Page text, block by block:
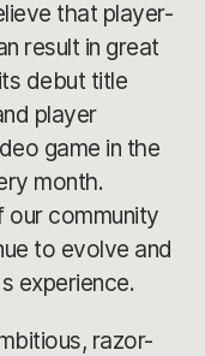
that player-
result in great
debut title
player
game in the
month.
community
to evolve and
experience.
razor-